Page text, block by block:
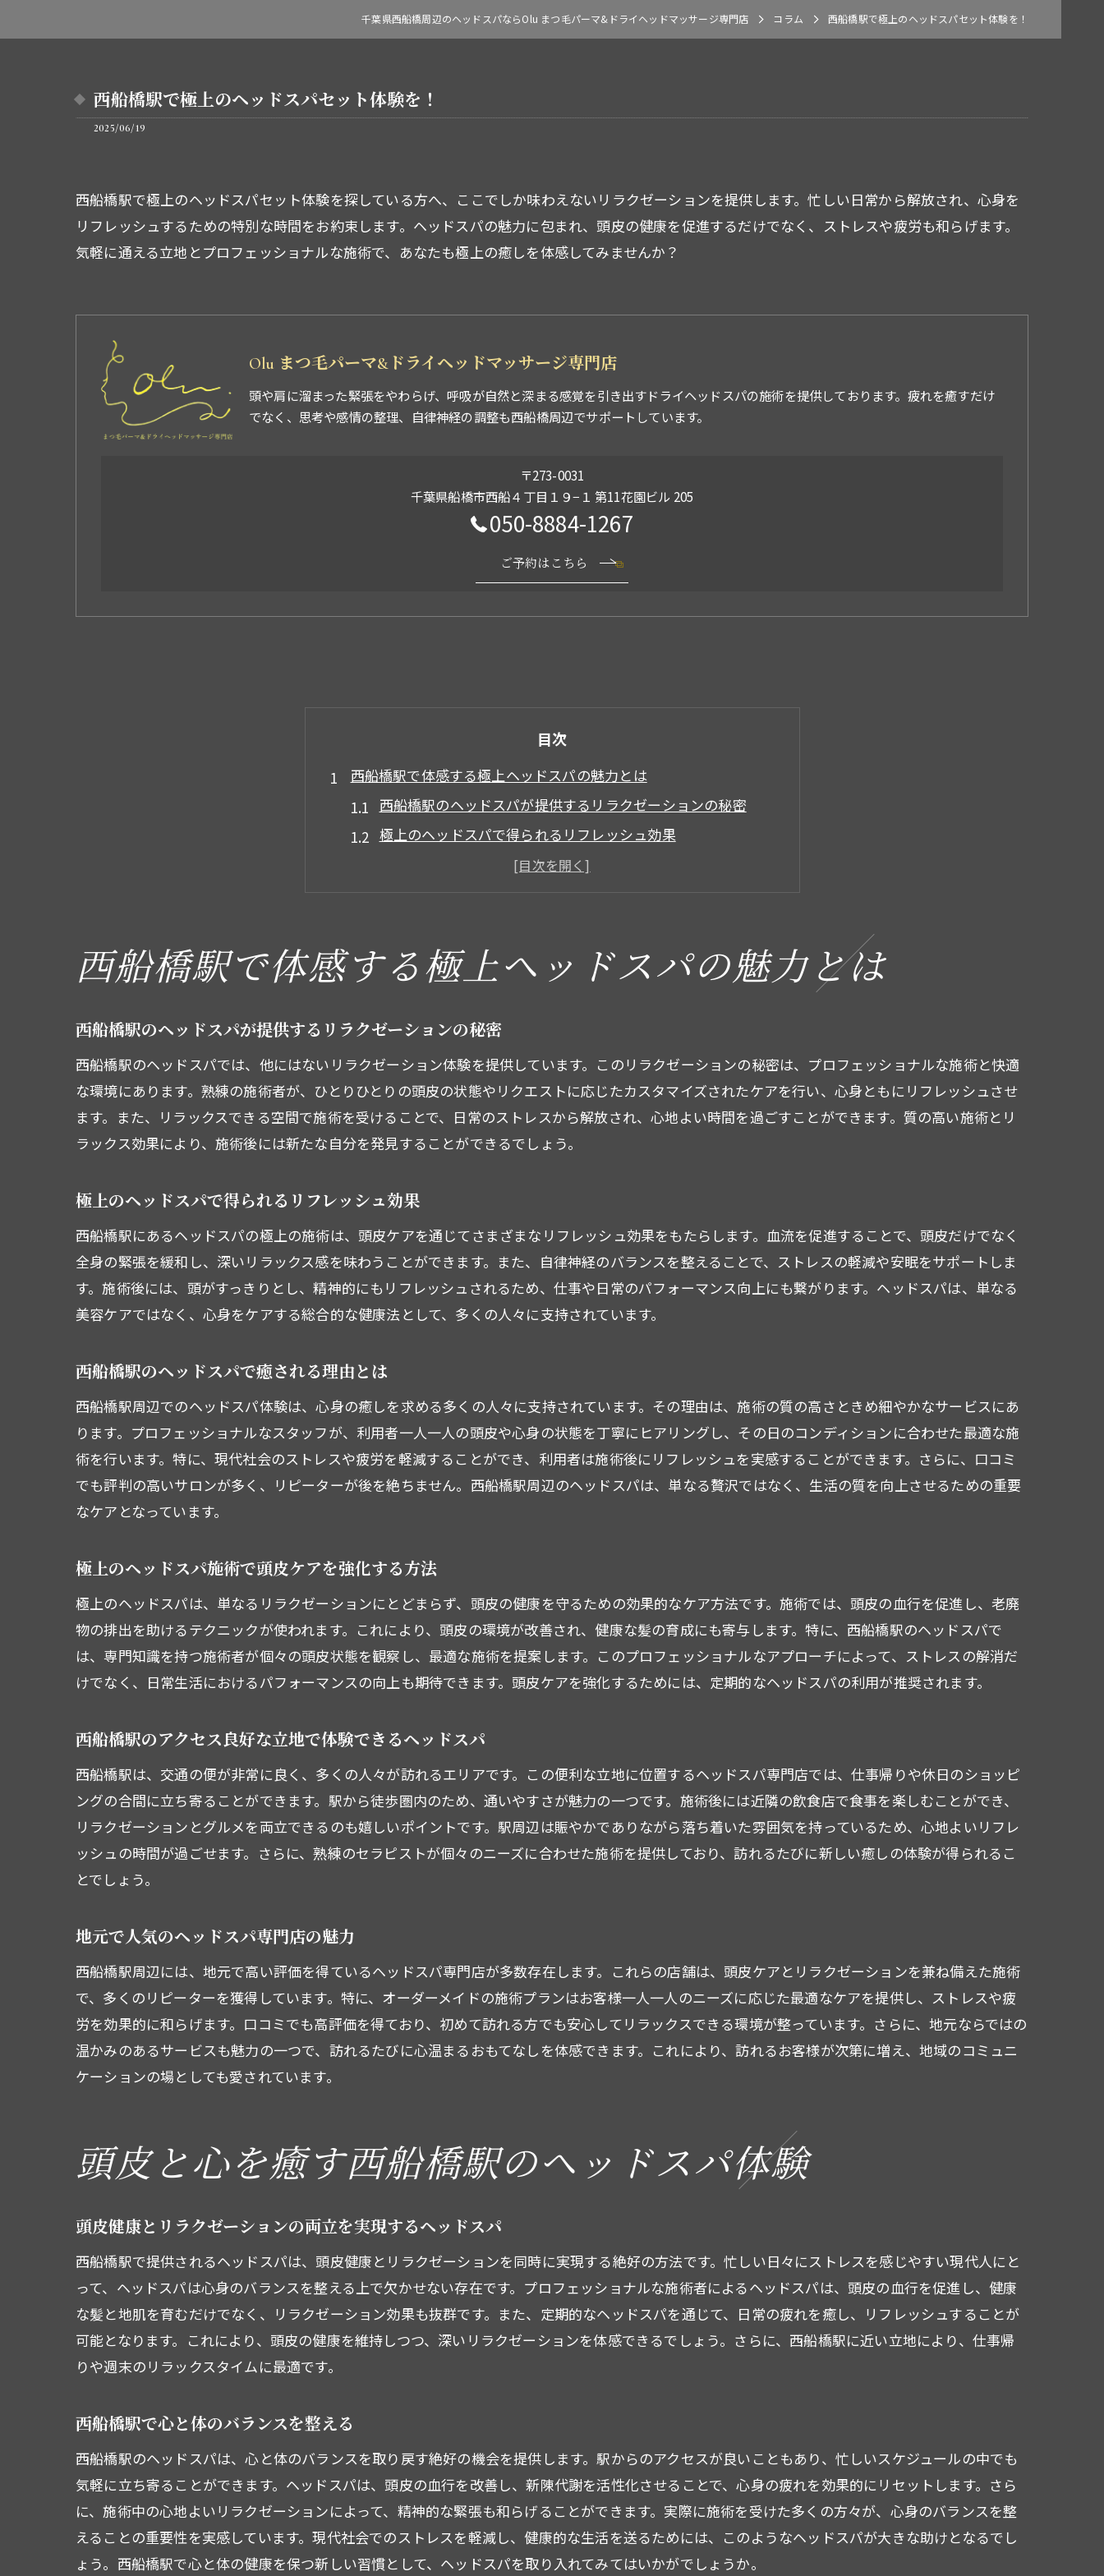
千葉県西船橋周辺のヘッドスパならOlu まつ毛パーマ&ドライヘッドマッサージ専門店 コラム 西船橋駅で極上のヘッドスパセット体験を！
西船橋駅で極上のヘッドスパセット体験を！
2025/06/19
西船橋駅で極上のヘッドスパセット体験を探している方へ、ここでしか味わえないリラクゼーションを提供します。忙しい日常から解放され、心身を
リフレッシュするための特別な時間をお約束します。ヘッドスパの魅力に包まれ、頭皮の健康を促進するだけでなく、ストレスや疲労も和らげます。
気軽に通える立地とプロフェッショナルな施術で、あなたも極上の癒しを体感してみませんか？
Olu まつ毛パーマ&ドライヘッドマッサージ専門店
頭や肩に溜まった緊張をやわらげ、呼吸が自然と深まる感覚を引き出すドライヘッドスパの施術を提供しております。疲れを癒すだけ
でなく、思考や感情の整理、自律神経の調整も西船橋周辺でサポートしています。
〒273-0031
千葉県船橋市西船４丁目１９−１ 第11花園ビル 205
050-8884-1267
ご予約はこちら
目次
西船橋駅で体感する極上ヘッドスパの魅力とは
西船橋駅のヘッドスパが提供するリラクゼーションの秘密
極上のヘッドスパで得られるリフレッシュ効果
西船橋駅のヘッドスパで癒される理由とは
地元で人気のヘッドスパ専門店の魅力
頭皮と心を癒す西船橋駅のヘッドスパ体験
西船橋駅で心と体のバランスを整える
プロの施術で心地よさを体感するヘッドスパ体験
ヘッドスパがもたらすストレス解消効果
心を癒すひととき、西船橋駅のヘッドスパ
プロが教えるヘッドスパで得られる驚きの効果
プロの施術で頭皮の健康を促進する方法
ヘッドスパがもたらす不眠解消の効果
西船橋駅で受けられる専門的な施術の特徴
ヘッドスパで得る疲労回復効果とは
忙しい日常から解放される西船橋駅のヘッドスパ
日常のストレスを解消するためのヘッドスパ
西船橋駅でリラックスできるヘッドスパの理由
ヘッドスパで感じる心身のリフレッシュ
日々の疲れをリセットするヘッドスパの効果
ヘッドスパでリフレッシュ！西船橋駅の注目スポット
西船橋駅周辺で人気のヘッドスパスポット紹介
初めての方でも安心して利用できるサロン
プロフェッショナルな施術が受けられる場所
リピーター続出のヘッドスパスポットの秘密
ヘッドスパで日常を忘れるひとときを
西船橋駅のヘッドスパで頭皮ケアとリラクゼーションを同時に
頭皮マッサージで得られる美容効果
頭皮ケアと心の癒しを同時に感じるひととき
初めてでも安心！西船橋駅ヘッドスパのプロフェッショナルな施術
初めてのヘッドスパでも安心の理由
初めての方でもリラックスできるサロンの選び方
西船橋駅でのヘッドスパが与えるストレス軽減効果
ヘッドスパで日々のストレスを軽減する方法
西船橋駅での体験で自律神経を整える
忙しい生活に癒しを提供するヘッドスパ
ストレス解消に効くヘッドマッサージの効果
西船橋駅で体感する極上ヘッドスパの魅力とは
西船橋駅のヘッドスパが提供するリラクゼーションの秘密
西船橋駅のヘッドスパでは、他にはないリラクゼーション体験を提供しています。このリラクゼーションの秘密は、プロフェッショナルな施術と快適
な環境にあります。熟練の施術者が、ひとりひとりの頭皮の状態やリクエストに応じたカスタマイズされたケアを行い、心身ともにリフレッシュさせ
ます。また、リラックスできる空間で施術を受けることで、日常のストレスから解放され、心地よい時間を過ごすことができます。質の高い施術とリ
ラックス効果により、施術後には新たな自分を発見することができるでしょう。
極上のヘッドスパで得られるリフレッシュ効果
西船橋駅にあるヘッドスパの極上の施術は、頭皮ケアを通じてさまざまなリフレッシュ効果をもたらします。血流を促進することで、頭皮だけでなく
全身の緊張を緩和し、深いリラックス感を味わうことができます。また、自律神経のバランスを整えることで、ストレスの軽減や安眠をサポートしま
す。施術後には、頭がすっきりとし、精神的にもリフレッシュされるため、仕事や日常のパフォーマンス向上にも繋がります。ヘッドスパは、単なる
美容ケアではなく、心身をケアする総合的な健康法として、多くの人々に支持されています。
西船橋駅のヘッドスパで癒される理由とは
西船橋駅周辺でのヘッドスパ体験は、心身の癒しを求める多くの人々に支持されています。その理由は、施術の質の高さときめ細やかなサービスにあ
ります。プロフェッショナルなスタッフが、利用者一人一人の頭皮や心身の状態を丁寧にヒアリングし、その日のコンディションに合わせた最適な施
術を行います。特に、現代社会のストレスや疲労を軽減することができ、利用者は施術後にリフレッシュを実感することができます。さらに、口コミ
でも評判の高いサロンが多く、リピーターが後を絶ちません。西船橋駅周辺のヘッドスパは、単なる贅沢ではなく、生活の質を向上させるための重要
なケアとなっています。
極上のヘッドスパ施術で頭皮ケアを強化する方法
極上のヘッドスパは、単なるリラクゼーションにとどまらず、頭皮の健康を守るための効果的なケア方法です。施術では、頭皮の血行を促進し、老廃
物の排出を助けるテクニックが使われます。これにより、頭皮の環境が改善され、健康な髪の育成にも寄与します。特に、西船橋駅のヘッドスパで
は、専門知識を持つ施術者が個々の頭皮状態を観察し、最適な施術を提案します。このプロフェッショナルなアプローチによって、ストレスの解消だ
けでなく、日常生活におけるパフォーマンスの向上も期待できます。頭皮ケアを強化するためには、定期的なヘッドスパの利用が推奨されます。
西船橋駅のアクセス良好な立地で体験できるヘッドスパ
西船橋駅は、交通の便が非常に良く、多くの人々が訪れるエリアです。この便利な立地に位置するヘッドスパ専門店では、仕事帰りや休日のショッピ
ングの合間に立ち寄ることができます。駅から徒歩圏内のため、通いやすさが魅力の一つです。施術後には近隣の飲食店で食事を楽しむことができ、
リラクゼーションとグルメを両立できるのも嬉しいポイントです。駅周辺は賑やかでありながら落ち着いた雰囲気を持っているため、心地よいリフレ
ッシュの時間が過ごせます。さらに、熟練のセラピストが個々のニーズに合わせた施術を提供しており、訪れるたびに新しい癒しの体験が得られるこ
とでしょう。
地元で人気のヘッドスパ専門店の魅力
西船橋駅周辺には、地元で高い評価を得ているヘッドスパ専門店が多数存在します。これらの店舗は、頭皮ケアとリラクゼーションを兼ね備えた施術
で、多くのリピーターを獲得しています。特に、オーダーメイドの施術プランはお客様一人一人のニーズに応じた最適なケアを提供し、ストレスや疲
労を効果的に和らげます。口コミでも高評価を得ており、初めて訪れる方でも安心してリラックスできる環境が整っています。さらに、地元ならではの
温かみのあるサービスも魅力の一つで、訪れるたびに心温まるおもてなしを体感できます。これにより、訪れるお客様が次第に増え、地域のコミュニ
ケーションの場としても愛されています。
頭皮と心を癒す西船橋駅のヘッドスパ体験
頭皮健康とリラクゼーションの両立を実現するヘッドスパ
西船橋駅で提供されるヘッドスパは、頭皮健康とリラクゼーションを同時に実現する絶好の方法です。忙しい日々にストレスを感じやすい現代人にと
って、ヘッドスパは心身のバランスを整える上で欠かせない存在です。プロフェッショナルな施術者によるヘッドスパは、頭皮の血行を促進し、健康
な髪と地肌を育むだけでなく、リラクゼーション効果も抜群です。また、定期的なヘッドスパを通じて、日常の疲れを癒し、リフレッシュすることが
可能となります。これにより、頭皮の健康を維持しつつ、深いリラクゼーションを体感できるでしょう。さらに、西船橋駅に近い立地により、仕事帰
りや週末のリラックスタイムに最適です。
西船橋駅で心と体のバランスを整える
西船橋駅のヘッドスパは、心と体のバランスを取り戻す絶好の機会を提供します。駅からのアクセスが良いこともあり、忙しいスケジュールの中でも
気軽に立ち寄ることができます。ヘッドスパは、頭皮の血行を改善し、新陳代謝を活性化させることで、心身の疲れを効果的にリセットします。さら
に、施術中の心地よいリラクゼーションによって、精神的な緊張も和らげることができます。実際に施術を受けた多くの方々が、心身のバランスを整
えることの重要性を実感しています。現代社会でのストレスを軽減し、健康的な生活を送るためには、このようなヘッドスパが大きな助けとなるでし
ょう。西船橋駅で心と体の健康を保つ新しい習慣として、ヘッドスパを取り入れてみてはいかがでしょうか。